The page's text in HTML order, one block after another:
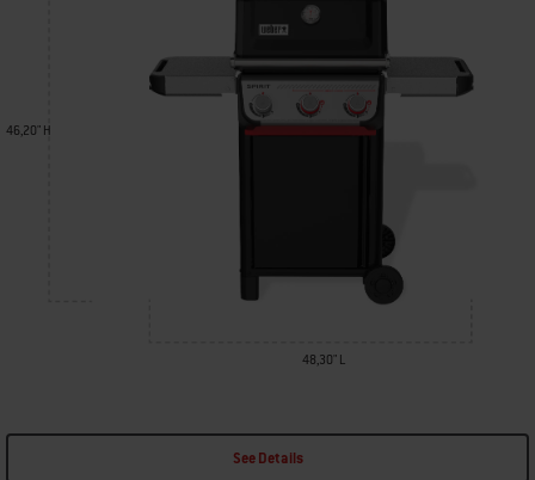
46,20" H
48,30" L
See Details